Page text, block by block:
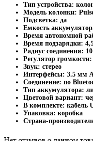
Тип устройства:
Модель колонки:
Подсветка: да
Емкость
Время автономной
Время подзарядки:
Радиус соединения:
Регулятор
Звук: стерео
Интерфейсы: 3.5 мм
Соединение: по
Тип аккумулятора:
Цветовой вариант:
В комплекте: кабель
Упаковка: коробка
Страна-